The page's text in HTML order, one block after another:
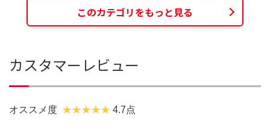
このカテゴリをもっと見る
カスタマーレビュー
オススメ度 4.7点